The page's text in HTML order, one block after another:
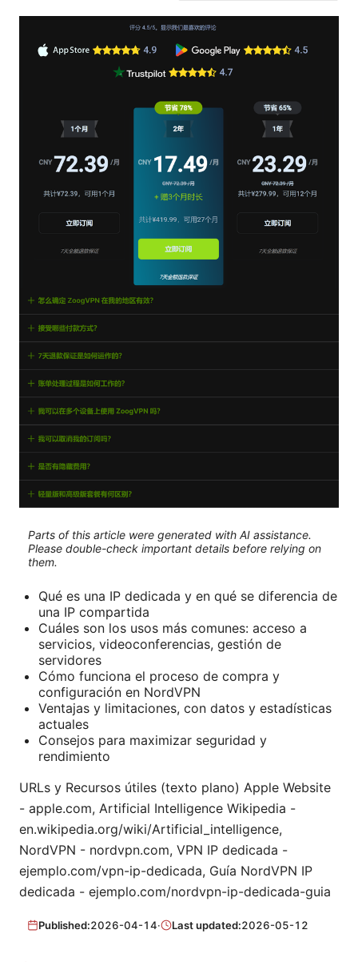
Parts of this article were generated with AI assistance.
Please double-check important details before relying on
them.
Qué es una IP dedicada y en qué se diferencia de
una IP compartida
Cuáles son los usos más comunes: acceso a
servicios, videoconferencias, gestión de
servidores
Cómo funciona el proceso de compra y
configuración en NordVPN
Ventajas y limitaciones, con datos y estadísticas
actuales
Consejos para maximizar seguridad y
rendimiento
URLs y Recursos útiles (texto plano) Apple Website
- apple.com, Artificial Intelligence Wikipedia -
en.wikipedia.org/wiki/Artificial_intelligence,
NordVPN - nordvpn.com, VPN IP dedicada -
ejemplo.com/vpn-ip-dedicada, Guía NordVPN IP
dedicada - ejemplo.com/nordvpn-ip-dedicada-guia
Published:2026-04-14· Last updated:2026-05-12